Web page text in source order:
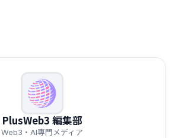
PlusWeb3 編集部
Web3・AI専門メディア